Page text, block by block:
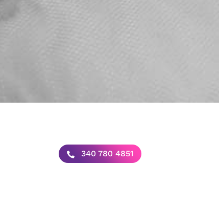
340 780 4851